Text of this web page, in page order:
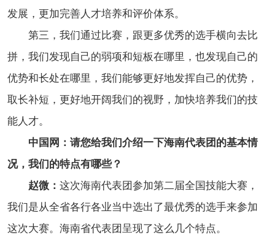
发展，更加完善人才培养和评价体系。
第三，我们通过比赛，跟更多优秀的选手横向去比
拼，我们发现自己的弱项和短板在哪里，也发现自己的
优势和长处在哪里，我们能够更好地发挥自己的优势，
取长补短，更好地开阔我们的视野，加快培养我们的技
能人才。
中国网：请您给我们介绍一下海南代表团的基本情
况，我们的特点有哪些？
赵微： 这次海南代表团参加第二届全国技能大赛，
我们是从全省各行各业当中选出了最优秀的选手来参加
这次大赛。海南省代表团呈现了这么几个特点。